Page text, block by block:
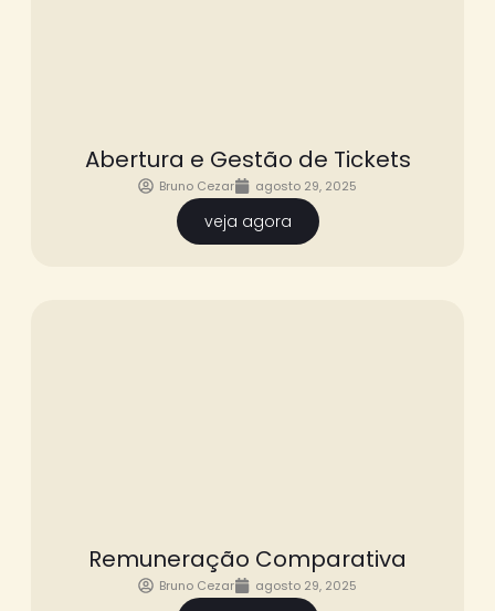
Abertura e Gestão de Tickets
Bruno Cezar agosto 29, 2025
veja agora
Remuneração Comparativa
Bruno Cezar agosto 29, 2025